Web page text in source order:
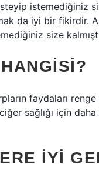
istemediğiniz
da iyi bir
size
faydaları
sağlığı için
IYI